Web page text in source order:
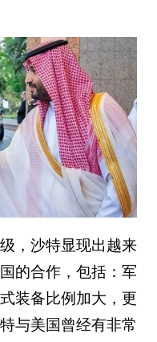
，沙特显现出越来
的合作，包括：军
装备比例加大，更
与美国曾经有非常